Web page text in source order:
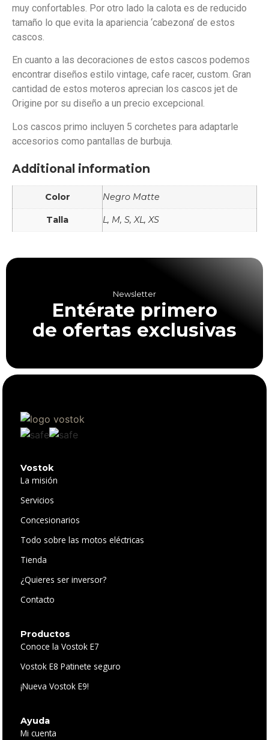
muy confortables. Por otro lado la calota es de reducido
tamaño lo que evita la apariencia ‘cabezona’ de estos
cascos.
En cuanto a las decoraciones de estos cascos podemos
encontrar diseños estilo vintage, cafe racer, custom. Gran
cantidad de estos moteros aprecian los cascos jet de
Origine por su diseño a un precio excepcional.
Los cascos primo incluyen 5 corchetes para adaptarle
accesorios como pantallas de burbuja.
Additional information
Color Negro Matte
Talla L, M, S, XL, XS
Newsletter
Entérate primero
de ofertas exclusivas
Vostok
La misión
Servicios
Concesionarios
Todo sobre las motos eléctricas
Tienda
¿Quieres ser inversor?
Contacto
Productos
Conoce la Vostok E7
Vostok E8 Patinete seguro
¡Nueva Vostok E9!
Ayuda
Mi cuenta